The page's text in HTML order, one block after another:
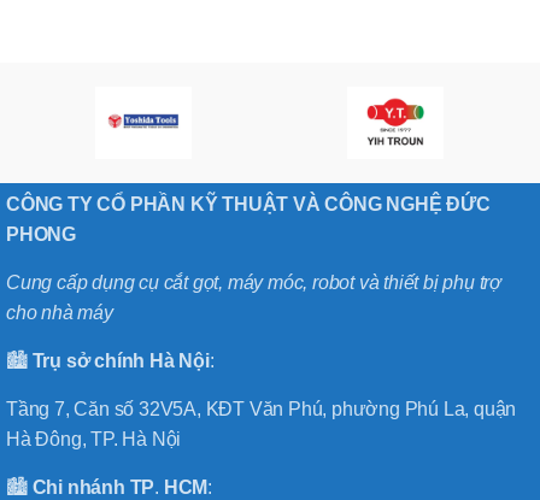
CÔNG TY CỔ PHẦN KỸ THUẬT VÀ CÔNG NGHỆ ĐỨC
PHONG
Cung cấp dụng cụ cắt gọt, máy móc, robot và thiết bị phụ trợ
cho nhà máy
🏙️ Trụ sở chính Hà Nội:
Tầng 7, Căn số 32V5A, KĐT Văn Phú, phường Phú La, quận
Hà Đông, TP. Hà Nội
🏙️ Chi nhánh TP. HCM: